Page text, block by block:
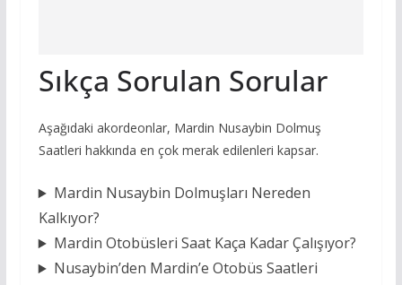
Sıkça Sorulan Sorular
Aşağıdaki akordeonlar, Mardin Nusaybin Dolmuş
Saatleri hakkında en çok merak edilenleri kapsar.
Mardin Nusaybin Dolmuşları Nereden
Kalkıyor?
Mardin Otobüsleri Saat Kaça Kadar Çalışıyor?
Nusaybin’den Mardin’e Otobüs Saatleri